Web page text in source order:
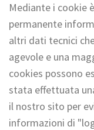
Mediante i cookie
permanente
altri dati tecnici
agevole e una
cookies possono
stata effettuata
il nostro sito per
informazioni di